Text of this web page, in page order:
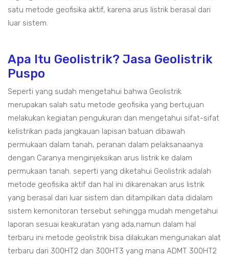
satu metode geofisika aktif, karena arus listrik berasal dari
luar sistem.
Apa Itu Geolistrik? Jasa Geolistrik
Puspo
Seperti yang sudah mengetahui bahwa Geolistrik
merupakan salah satu metode geofisika yang bertujuan
melakukan kegiatan pengukuran dan mengetahui sifat-sifat
kelistrikan pada jangkauan lapisan batuan dibawah
permukaan dalam tanah, peranan dalam pelaksanaanya
dengan Caranya menginjeksikan arus listrik ke dalam
permukaan tanah. seperti yang diketahui Geolistrik adalah
metode geofisika aktif dan hal ini dikarenakan arus listrik
yang berasal dari luar sistem dan ditampilkan data didalam
sistem kemonitoran tersebut sehingga mudah mengetahui
laporan sesuai keakuratan yang ada,namun dalam hal
terbaru ini metode geolistrik bisa dilakukan mengunakan alat
terbaru dari 300HT2 dan 300HT3 yang mana ADMT 300HT2